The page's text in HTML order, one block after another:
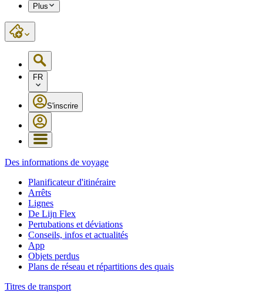
Plus
FR
S'inscrire
Des informations de voyage
Planificateur d'itinéraire
Arrêts
Lignes
De Lijn Flex
Pertubations et déviations
Conseils, infos et actualités
App
Objets perdus
Plans de réseau et répartitions des quais
Titres de transport